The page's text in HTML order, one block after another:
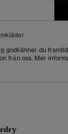
godkänner du
från oss. Mer